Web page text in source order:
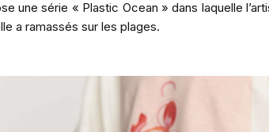
une série « Plastic Ocean » dans laquelle
a ramassés sur les plages.